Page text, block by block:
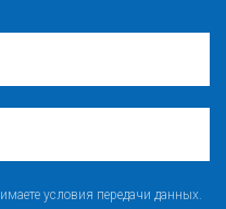
условия передачи данных.